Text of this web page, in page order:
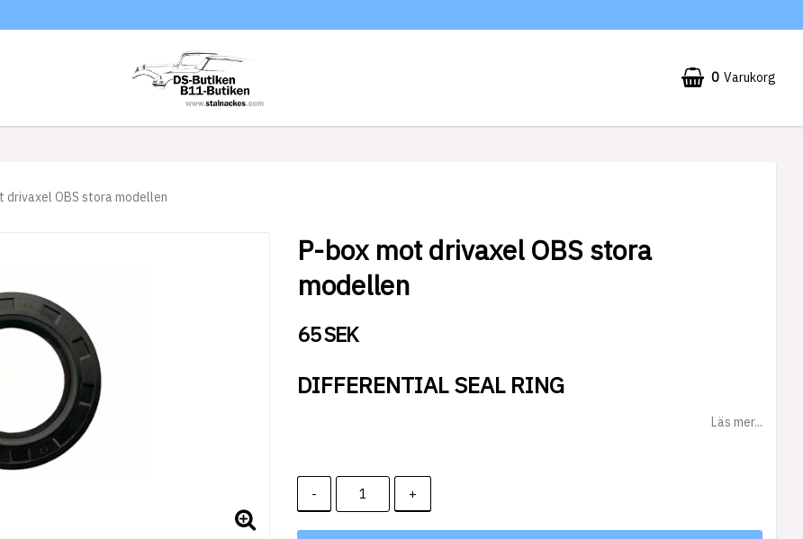
0 Varukorg
drivaxel OBS stora modellen
P-box mot drivaxel OBS stora
modellen
65 SEK
DIFFERENTIAL SEAL RING
Läs mer...
- +